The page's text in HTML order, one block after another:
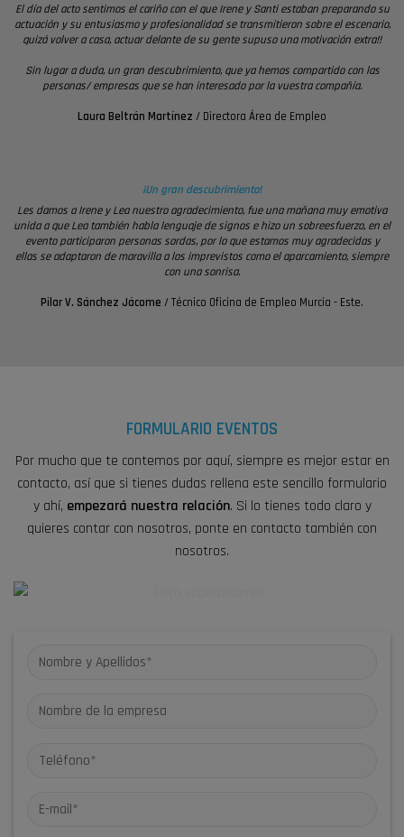
El día del acto sentimos el cariño con el que Irene y Santi estaban preparando su
actuación y su entusiasmo y profesionalidad se transmitieron sobre el escenario,
quizá volver a casa, actuar delante de su gente supuso una motivación extra!!
Sin lugar a duda, un gran descubrimiento, que ya hemos compartido con las
personas/ empresas que se han interesado por la vuestra compañía.
Laura Beltrán Martínez / Directora Área de Empleo
¡Un gran descubrimiento!
Les damos a Irene y Lea nuestro agradecimiento, fue una mañana muy emotiva
unida a que Lea también habla lenguaje de signos e hizo un sobreesfuerzo, en el
evento participaron personas sordas, por lo que estamos muy agradecidas y
ellas se adaptaron de maravilla a los imprevistos como el aparcamiento, siempre
con una sonrisa.
Pilar V. Sánchez Jácome /Técnico Oficina de Empleo Murcia - Este.
FORMULARIO EVENTOS
Por mucho que te contemos por aquí, siempre es mejor estar en
contacto, así que si tienes dudas rellena este sencillo formulario
y ahí, empezará nuestra relación. Si lo tienes todo claro y
quieres contar con nosotros, ponte en contacto también con
nosotros.